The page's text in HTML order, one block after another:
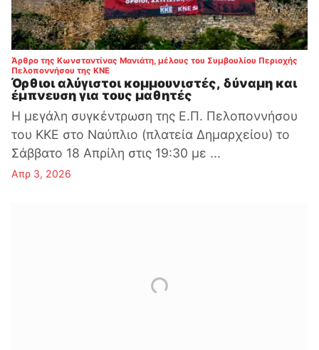
Άρθρο της Κωνσταντίνας Μανιάτη, μέλους του Συμβουλίου Περιοχής
Πελοποννήσου της ΚΝΕ:
Όρθιοι αλύγιστοι κομμουνιστές, δύναμη και
έμπνευση για τους μαθητές
Η μεγάλη συγκέντρωση της Ε.Π. Πελοποννήσου
του ΚΚΕ στο Ναύπλιο (πλατεία Δημαρχείου) το
Σάββατο 18 Απρίλη στις 19:30 με ...
Απρ 3, 2026